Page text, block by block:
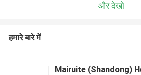
और देखो
हमारे बारे में
Mairuite (Shandong)